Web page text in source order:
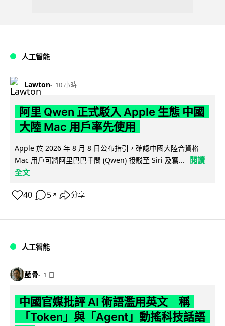
人工智能
Lawton 10 小時
阿里 Qwen 正式駁入 Apple 生態 中國
大陸 Mac 用戶率先使用
Apple 於 2026 年 8 月 8 日公布指引，確認中國大陸合資格
Mac 用戶可將阿里巴巴千問 (Qwen) 接駁至 Siri 及寫...
閱讀
全文
40 5 ↗ 分享
人工智能
藍骨 1 日
中國官媒批評 AI 術語濫用英文 稱
「Token」與「Agent」動搖科技話語